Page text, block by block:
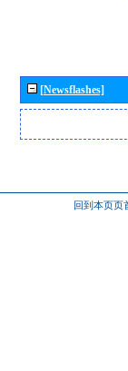
[Newsflashes]
回到本页页